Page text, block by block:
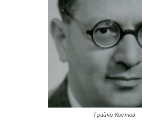
Трайчо Костов